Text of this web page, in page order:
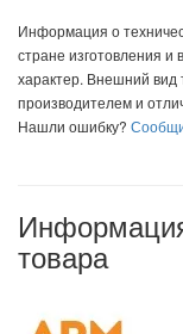
Информация о
стране изготовления
характер. Внешний вид
производителем и
Нашли ошибку?
товара